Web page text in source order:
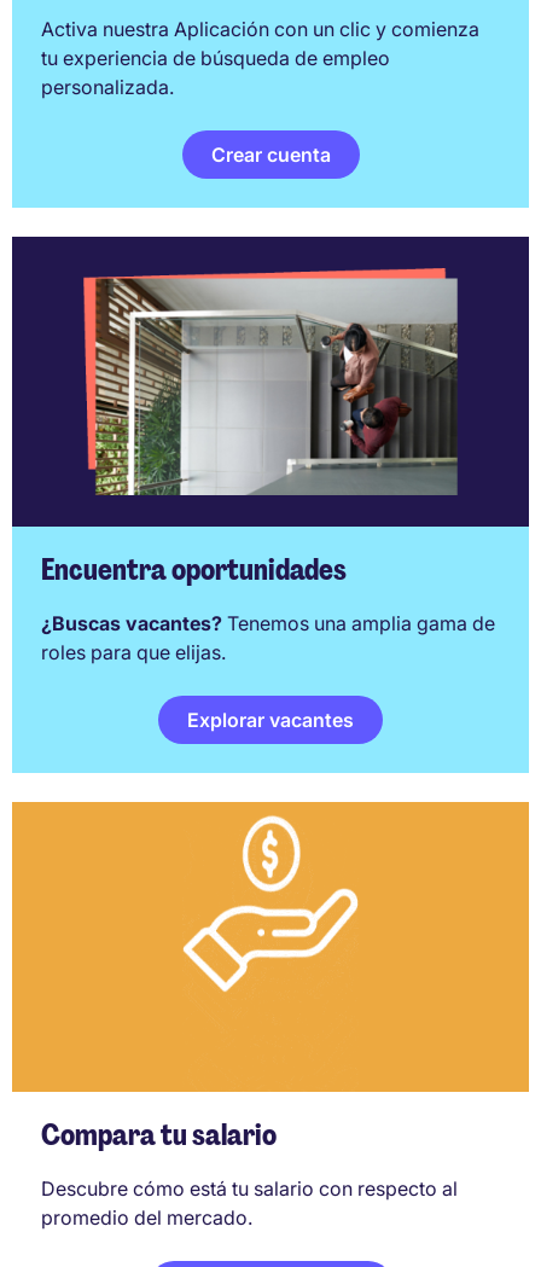
Activa nuestra Aplicación con un clic y comienza
tu experiencia de búsqueda de empleo
personalizada.
Crear cuenta
Encuentra oportunidades
¿Buscas vacantes? Tenemos una amplia gama de
roles para que elijas.
Explorar vacantes
Compara tu salario
Descubre cómo está tu salario con respecto al
promedio del mercado.